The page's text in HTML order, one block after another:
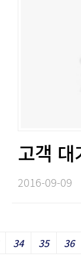
고객 대
2016-09-09​
34 35 36